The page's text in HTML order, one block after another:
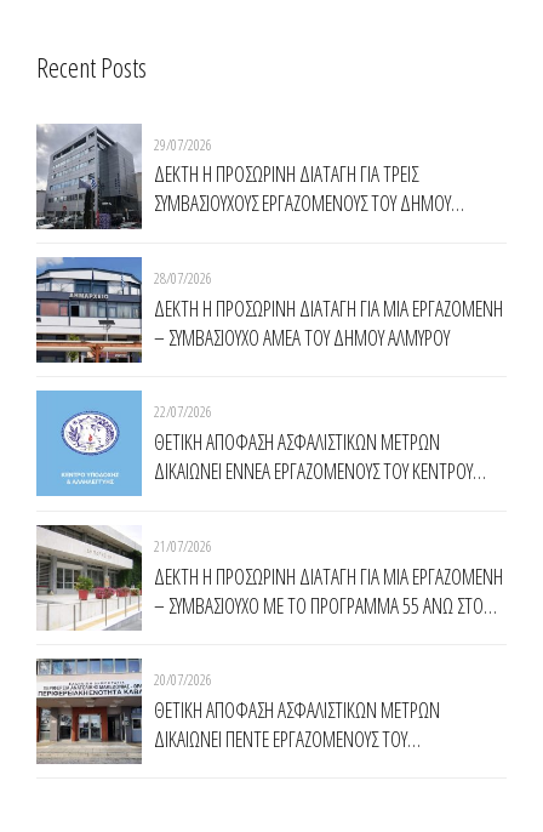
Recent Posts
29/07/2026
ΔΕΚΤΗ Η ΠΡΟΣΩΡΙΝΗ ΔΙΑΤΑΓΗ ΓΙΑ ΤΡΕΙΣ
ΣΥΜΒΑΣΙΟΥΧΟΥΣ ΕΡΓΑΖΟΜΕΝΟΥΣ ΤΟΥ ΔΗΜΟΥ
28/07/2026
ΔΕΚΤΗ Η ΠΡΟΣΩΡΙΝΗ ΔΙΑΤΑΓΗ ΓΙΑ ΜΙΑ ΕΡΓΑΖΟΜΕΝΗ
– ΣΥΜΒΑΣΙΟΥΧΟ ΑΜΕΑ ΤΟΥ ΔΗΜΟΥ ΑΛΜΥΡΟΥ
22/07/2026
ΘΕΤΙΚΗ ΑΠΟΦΑΣΗ ΑΣΦΑΛΙΣΤΙΚΩΝ ΜΕΤΡΩΝ
ΔΙΚΑΙΩΝΕΙ ΕΝNΕΑ ΕΡΓΑΖΟΜΕΝΟΥΣ ΤΟΥ ΚΕΝΤΡΟΥ
21/07/2026
ΔΕΚΤΗ Η ΠΡΟΣΩΡΙΝΗ ΔΙΑΤΑΓΗ ΓΙΑ ΜΙΑ ΕΡΓΑΖΟΜΕΝΗ
– ΣΥΜΒΑΣΙΟΥΧΟ ΜΕ ΤΟ ΠΡΟΓΡΑΜΜΑ 55 ΑΝΩ ΣΤΟ
20/07/2026
ΘΕΤΙΚΗ ΑΠΟΦΑΣΗ ΑΣΦΑΛΙΣΤΙΚΩΝ ΜΕΤΡΩΝ
ΔΙΚΑΙΩΝΕΙ ΠΕΝΤΕ ΕΡΓΑΖΟΜΕΝΟΥΣ ΤΟΥ